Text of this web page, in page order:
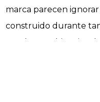
marca parecen
construido durante
que los cambios